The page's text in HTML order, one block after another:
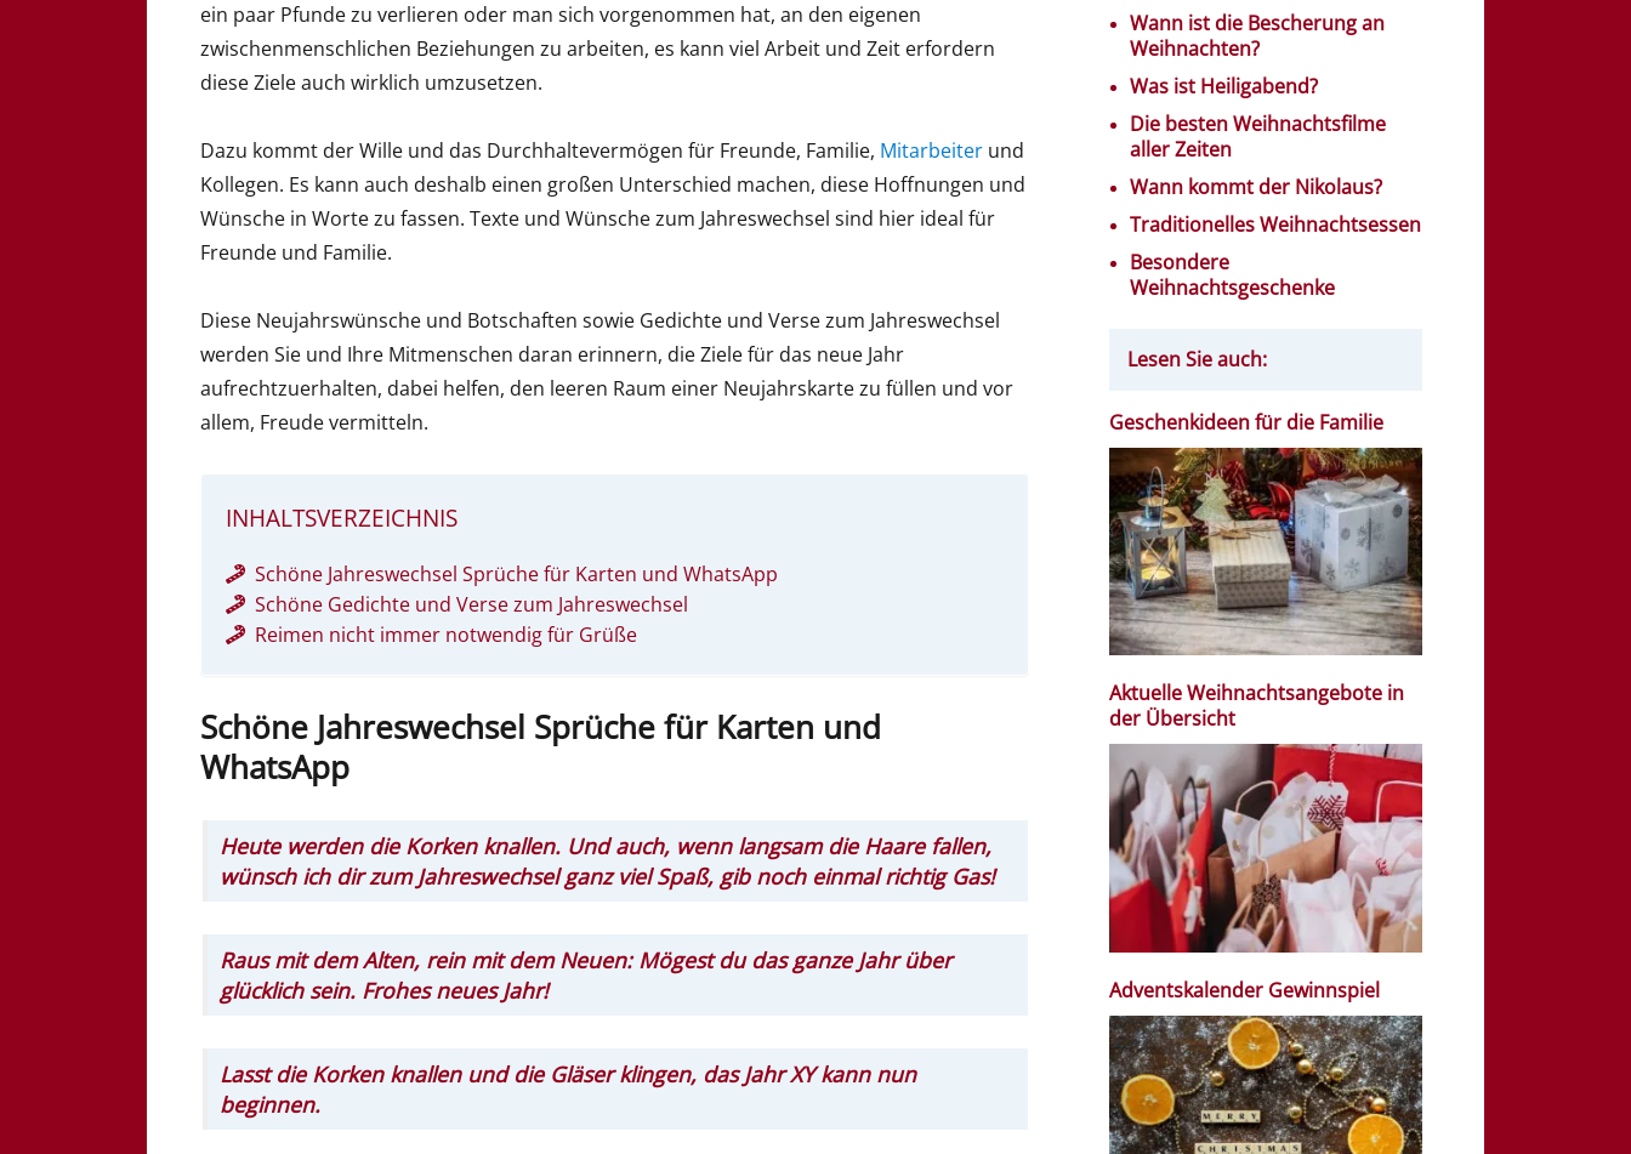
ein paar Pfunde zu verlieren oder man sich vorgenommen hat, an den eigenen
zwischenmenschlichen Beziehungen zu arbeiten, es kann viel Arbeit und Zeit erfordern
diese Ziele auch wirklich umzusetzen.
Dazu kommt der Wille und das Durchhaltevermögen für Freunde, Familie, Mitarbeiter und
Kollegen. Es kann auch deshalb einen großen Unterschied machen, diese Hoffnungen und
Wünsche in Worte zu fassen. Texte und Wünsche zum Jahreswechsel sind hier ideal für
Freunde und Familie.
Diese Neujahrswünsche und Botschaften sowie Gedichte und Verse zum Jahreswechsel
werden Sie und Ihre Mitmenschen daran erinnern, die Ziele für das neue Jahr
aufrechtzuerhalten, dabei helfen, den leeren Raum einer Neujahrskarte zu füllen und vor
allem, Freude vermitteln.
INHALTSVERZEICHNIS
Schöne Jahreswechsel Sprüche für Karten und WhatsApp
Schöne Gedichte und Verse zum Jahreswechsel
Reimen nicht immer notwendig für Grüße
Schöne Jahreswechsel Sprüche für Karten und
WhatsApp
Heute werden die Korken knallen. Und auch, wenn langsam die Haare fallen,
wünsch ich dir zum Jahreswechsel ganz viel Spaß, gib noch einmal richtig Gas!
Raus mit dem Alten, rein mit dem Neuen: Mögest du das ganze Jahr über
glücklich sein. Frohes neues Jahr!
Lasst die Korken knallen und die Gläser klingen, das Jahr XY kann nun
beginnen.
Wann ist die Bescherung an
Weihnachten?
Was ist Heiligabend?
Die besten Weihnachtsfilme
aller Zeiten
Wann kommt der Nikolaus?
Traditionelles Weihnachtsessen
Besondere
Weihnachtsgeschenke
Lesen Sie auch:
Geschenkideen für die Familie
Aktuelle Weihnachtsangebote in
der Übersicht
Adventskalender Gewinnspiel